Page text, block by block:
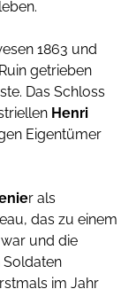
1863 und
getrieben
Das Schloss
Henri
Eigentümer
r als
das zu einem
und die
Soldaten
im Jahr